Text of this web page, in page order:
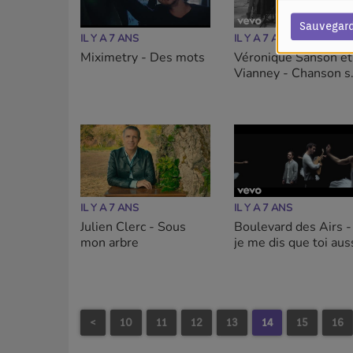
IL Y A 7 ANS
Miximetry - Des mots
IL Y A 7 ANS
Véronique Sanson et
Vianney - Chanson
IL Y A 7 ANS
Julien Clerc - Sous
mon arbre
IL Y A 7 ANS
Boulevard des Airs -
je me dis que toi
< 10 11 12 13 14 15 16